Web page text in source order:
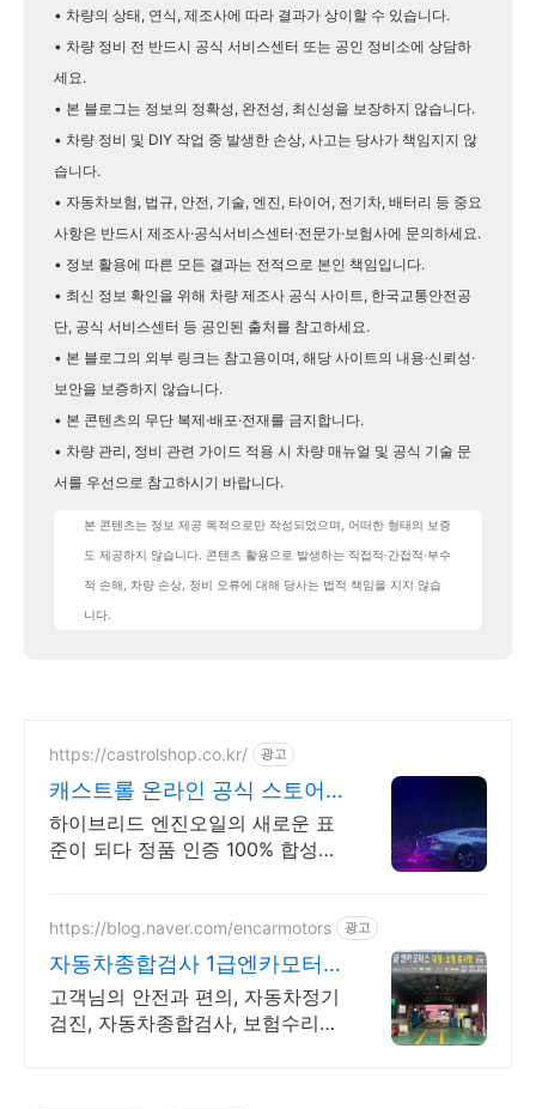
• 차량의 상태, 연식, 제조사에 따라 결과가 상이할 수 있습니다.
• 차량 정비 전 반드시 공식 서비스센터 또는 공인 정비소에 상담하
세요.
• 본 블로그는 정보의 정확성, 완전성, 최신성을 보장하지 않습니다.
• 차량 정비 및 DIY 작업 중 발생한 손상, 사고는 당사가 책임지지 않
습니다.
• 자동차보험, 법규, 안전, 기술, 엔진, 타이어, 전기차, 배터리 등 중요
사항은 반드시 제조사·공식서비스센터·전문가·보험사에 문의하세요.
• 정보 활용에 따른 모든 결과는 전적으로 본인 책임입니다.
• 최신 정보 확인을 위해 차량 제조사 공식 사이트, 한국교통안전공
단, 공식 서비스센터 등 공인된 출처를 참고하세요.
• 본 블로그의 외부 링크는 참고용이며, 해당 사이트의 내용·신뢰성·
보안을 보증하지 않습니다.
• 본 콘텐츠의 무단 복제·배포·전재를 금지합니다.
• 차량 관리, 정비 관련 가이드 적용 시 차량 매뉴얼 및 공식 기술 문
서를 우선으로 참고하시기 바랍니다.
본 콘텐츠는 정보 제공 목적으로만 작성되었으며, 어떠한 형태의 보증
도 제공하지 않습니다. 콘텐츠 활용으로 발생하는 직접적·간접적·부수
적 손해, 차량 손상, 정비 오류에 대해 당사는 법적 책임을 지지 않습
니다.
https://castrolshop.co.kr/ 광고
캐스트롤 온라인 공식 스토어
엔진오일 전문 브랜드
하이브리드 엔진오일의 새로운 표
준이 되다 정품 인증 100% 합성엔
https://blog.naver.com/encarmotors 광고
자동차종합검사 1급엔카모터
스
고객님의 안전과 편의, 자동차정기
검진, 자동차종합검사, 보험수리등